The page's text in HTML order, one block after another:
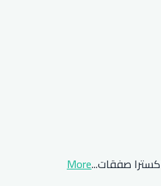
صفقات...
More